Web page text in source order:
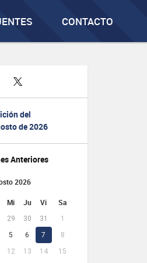
CONTACTO
del
de 2026
Anteriores
2026
Mi Ju Vi Sa
29 30 31
1
5 6 7
8
12 13 14
15